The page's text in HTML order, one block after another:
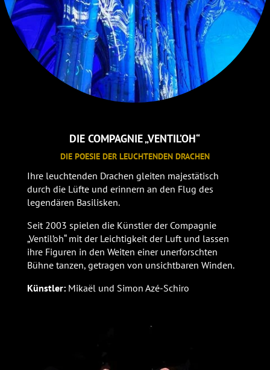
DIE COMPAGNIE„VENTIL’OH“
DIE POESIE DER LEUCHTENDEN DRACHEN
Ihre leuchtenden Drachen gleiten majestätisch
durch die Lüfte und erinnern an den Flug des
legendären Basilisken.
Seit 2003 spielen die Künstler der Compagnie
„Ventil’oh“ mit der Leichtigkeit der Luft und lassen
ihre Figuren in den Weiten einer unerforschten
Bühne tanzen, getragen von unsichtbaren Winden.
Künstler:Mikaël und Simon Azé-Schiro